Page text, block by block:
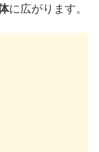
に広がります。